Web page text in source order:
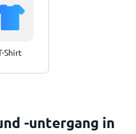
Shirt
-untergang in